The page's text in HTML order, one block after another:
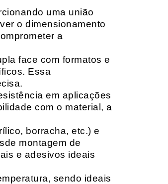
uma união
o dimensionamento
a
face com formatos e
Essa
em aplicações
com o material, a
borracha, etc.) e
montagem de
e adesivos ideais
sendo ideais